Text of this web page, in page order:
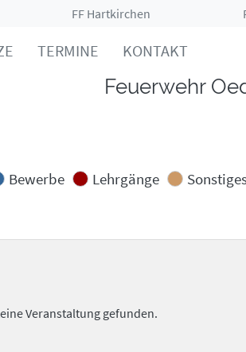
FF Hartkirchen
TERMINE KONTAKT
Feuerwehr
Bewerbe Lehrgänge
Veranstaltung gefunden.